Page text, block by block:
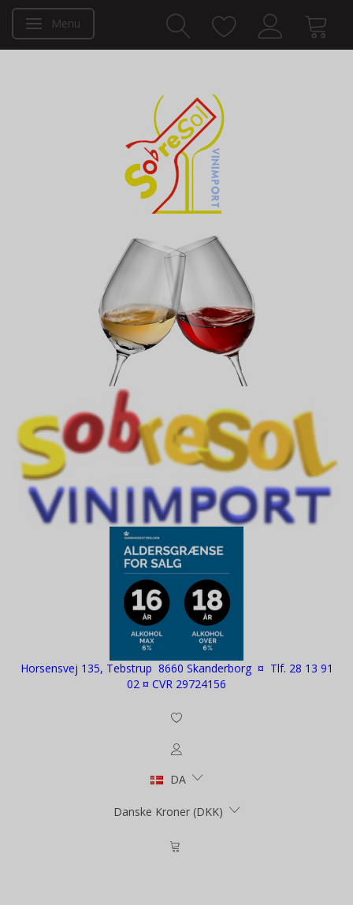
Skifte navigation
Menu
Horsensvej 135, Tebstrup 8660 Skanderborg ¤ Tlf. 28 13 91
02 ¤ CVR 29724156
DA
Danske Kroner (DKK)